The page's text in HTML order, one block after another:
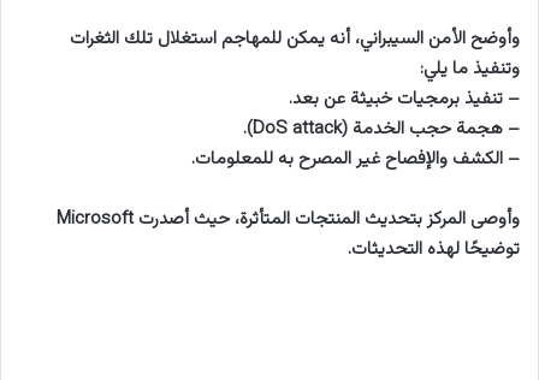
وأوضح الأمن السيبراني، أنه يمكن للمهاجم استغلال تلك الثغرات
وتنفيذ ما يلي:
– تنفيذ برمجيات خبيثة عن بعد.
– هجمة حجب الخدمة (DoS attack).
– الكشف والإفصاح غير المصرح به للمعلومات.
وأوصى المركز بتحديث المنتجات المتأثرة، حيث أصدرت Microsoft
توضيحًا لهذه التحديثات.